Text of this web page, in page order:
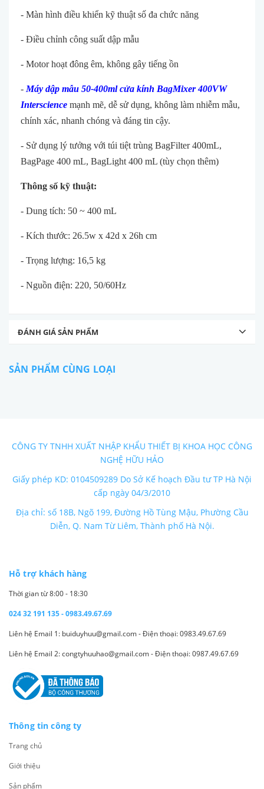
- Màn hình điều khiển kỹ thuật số đa chức năng
- Điều chỉnh công suất dập mẫu
- Motor hoạt đông êm, không gây tiếng ồn
- Máy dập mẫu 50-400ml cửa kính BagMixer 400VW
Interscience mạnh mẽ, dễ sử dụng, không làm nhiễm mẫu,
chính xác, nhanh chóng và đáng tin cậy.
- Sử dụng lý tưởng với túi tiệt trùng BagFilter 400mL,
BagPage 400 mL, BagLight 400 mL (tùy chọn thêm)
Thông số kỹ thuật:
- Dung tích: 50 ~ 400 mL
- Kích thước: 26.5w x 42d x 26h cm
- Trọng lượng: 16,5 kg
- Nguồn điện: 220, 50/60Hz
ĐÁNH GIÁ SẢN PHẨM
SẢN PHẨM CÙNG LOẠI
CÔNG TY TNHH XUẤT NHẬP KHẨU THIẾT BỊ KHOA HỌC CÔNG
NGHỆ HỮU HẢO
Giấy phép KD: 0104509289 Do Sở Kế hoạch Đầu tư TP Hà Nội
cấp ngày 04/3/2010
Địa chỉ: số 18B, Ngõ 199, Đường Hồ Tùng Mậu, Phường Cầu
Diễn, Q. Nam Từ Liêm, Thành phố Hà Nội.
Hỗ trợ khách hàng
Thời gian từ 8:00 - 18:30
024 32 191 135 - 0983.49.67.69
Liên hệ Email 1: buiduyhuu@gmail.com - Điện thoại: 0983.49.67.69
Liên hệ Email 2: congtyhuuhao@gmail.com - Điện thoại: 0987.49.67.69
Thông tin công ty
Trang chủ
Giới thiệu
Sản phẩm